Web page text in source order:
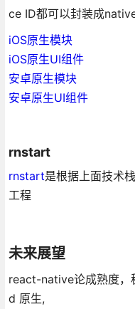
ce ID都可以封装成
iOS原生模块
iOS原生UI组件
安卓原生模块
安卓原生UI组件
rnstart
rnstart是根据上面技术
工程
未来展望
react-native论成熟度，
d 原生,